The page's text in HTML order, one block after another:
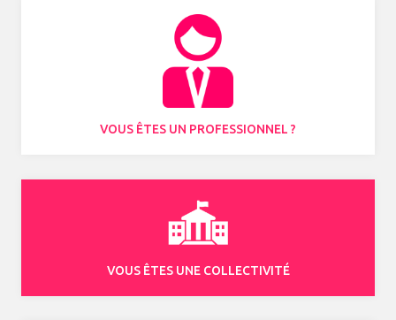
VOUS ÊTES UN PROFESSIONNEL ?
VOUS ÊTES UNE COLLECTIVITÉ